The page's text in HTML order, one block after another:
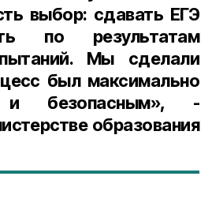
выбор: сдавать ЕГЭ
по результатам
Мы сделали
был максимально
и безопасным», -
образования